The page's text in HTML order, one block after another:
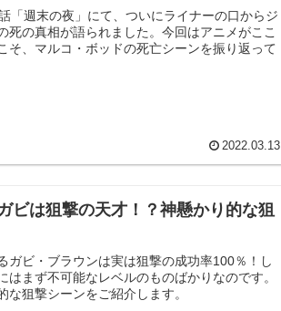
「週末の夜」にて、ついにライナーの口からジ
死の真相が語られました。今回はアニメがここ
そ、マルコ・ボッドの死亡シーンを振り返って
2022.03.13
ビは狙撃の天才！？神懸かり的な狙
ガビ・ブラウンは実は狙撃の成功率100％！し
はまず不可能なレベルのものばかりなのです。
な狙撃シーンをご紹介します。